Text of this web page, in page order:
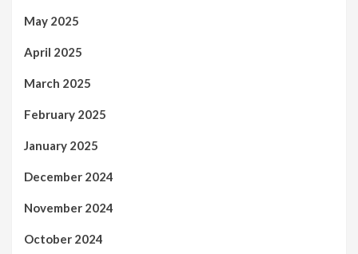
May 2025
April 2025
March 2025
February 2025
January 2025
December 2024
November 2024
October 2024